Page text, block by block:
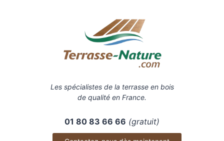
Les spécialistes de la terrasse en bois
de qualité en France.
01 80 83 66 66 (gratuit)